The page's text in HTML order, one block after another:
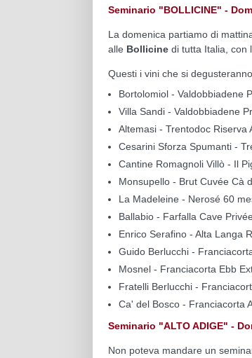
Seminario "BOLLICINE" -
La domenica partiamo di
alle Bollicine di tutta Italia, con
Questi i vini che si
Bortolomiol - Valdobbiadene
Villa Sandi - Valdobbiadene
Altemasi - Trentodoc Riserva
Cesarini Sforza Spumanti -
Cantine Romagnoli Villò - Il
Monsupello - Brut Cuvée Cà
La Madeleine - Nerosé 60
Ballabio - Farfalla Cave
Enrico Serafino - Alta Langa
Guido Berlucchi -
Mosnel - Franciacorta Ebb
Fratelli Berlucchi -
Ca' del Bosco - Franciacorta
Seminario "ALTO ADIGE" -
Non poteva mandare un